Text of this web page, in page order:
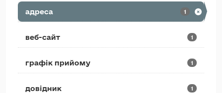
адреса 1
веб-сайт 1
графік прийому 1
довідник 1